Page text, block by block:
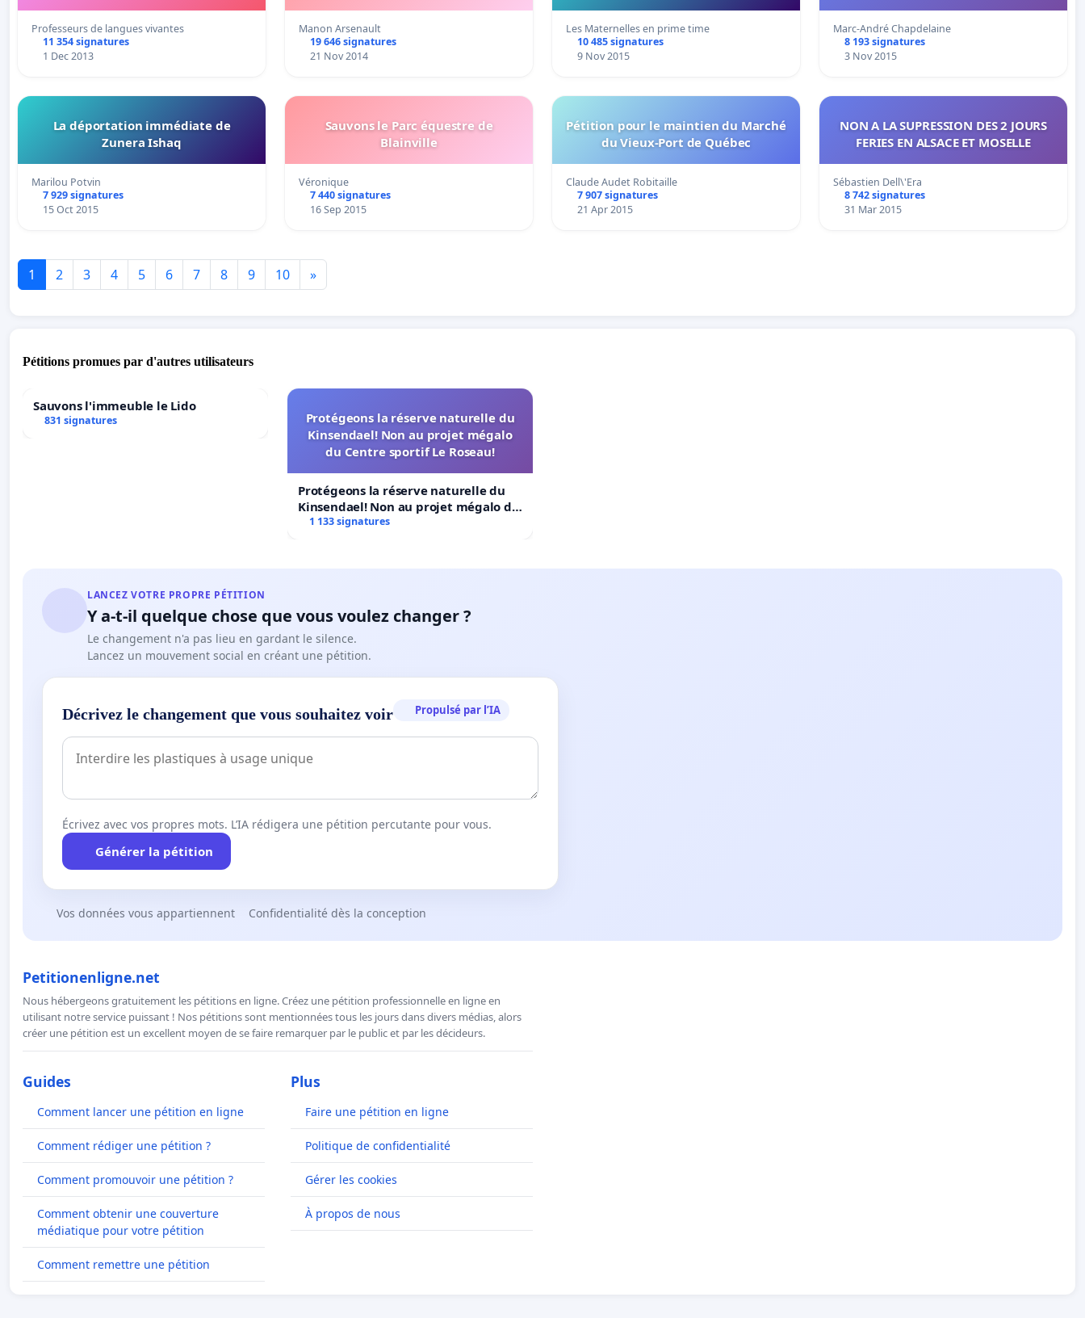
Professeurs de langues vivantes
11 354 signatures
1 Dec 2013
Manon Arsenault
19 646 signatures
21 Nov 2014
Les Maternelles en prime time
10 485 signatures
9 Nov 2015
Marc-André Chapdelaine
8 193 signatures
3 Nov 2015
La déportation immédiate de
Zunera Ishaq
Marilou Potvin
7 929 signatures
15 Oct 2015
Sauvons le Parc équestre de
Blainville
Véronique
7 440 signatures
16 Sep 2015
Pétition pour le maintien du Marché
du Vieux-Port de Québec
Claude Audet Robitaille
7 907 signatures
21 Apr 2015
NON A LA SUPRESSION DES 2 JOURS
FERIES EN ALSACE ET MOSELLE
Sébastien Dell\'Era
8 742 signatures
31 Mar 2015
1 2 3 4 5 6 7 8 9 10 »
Pétitions promues par d'autres utilisateurs
Sauvons l'immeuble le Lido
831 signatures
Protégeons la réserve naturelle du
Kinsendael! Non au projet mégalo
du Centre sportif Le Roseau!
Protégeons la réserve naturelle du
Kinsendael! Non au projet mégalo du
Centre sportif Le Roseau!
1 133 signatures
LANCEZ VOTRE PROPRE PÉTITION
Y a-t-il quelque chose que vous voulez changer ?
Le changement n'a pas lieu en gardant le silence.
Lancez un mouvement social en créant une pétition.
Décrivez le changement que vous souhaitez voir Propulsé par l’IA
Écrivez avec vos propres mots. L’IA rédigera une pétition percutante pour vous.
Générer la pétition
Vos données vous appartiennent Confidentialité dès la conception
Petitionenligne.net
Nous hébergeons gratuitement les pétitions en ligne. Créez une pétition professionnelle en ligne en
utilisant notre service puissant ! Nos pétitions sont mentionnées tous les jours dans divers médias, alors
créer une pétition est un excellent moyen de se faire remarquer par le public et par les décideurs.
Guides
Comment lancer une pétition en ligne
Comment rédiger une pétition ?
Comment promouvoir une pétition ?
Comment obtenir une couverture
médiatique pour votre pétition
Comment remettre une pétition
Plus
Faire une pétition en ligne
Politique de confidentialité
Gérer les cookies
À propos de nous